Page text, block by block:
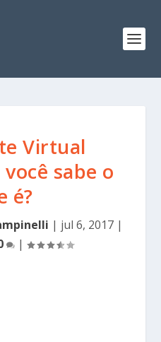
Virtual
sabe o
é?
| jul 6, 2017 |
|